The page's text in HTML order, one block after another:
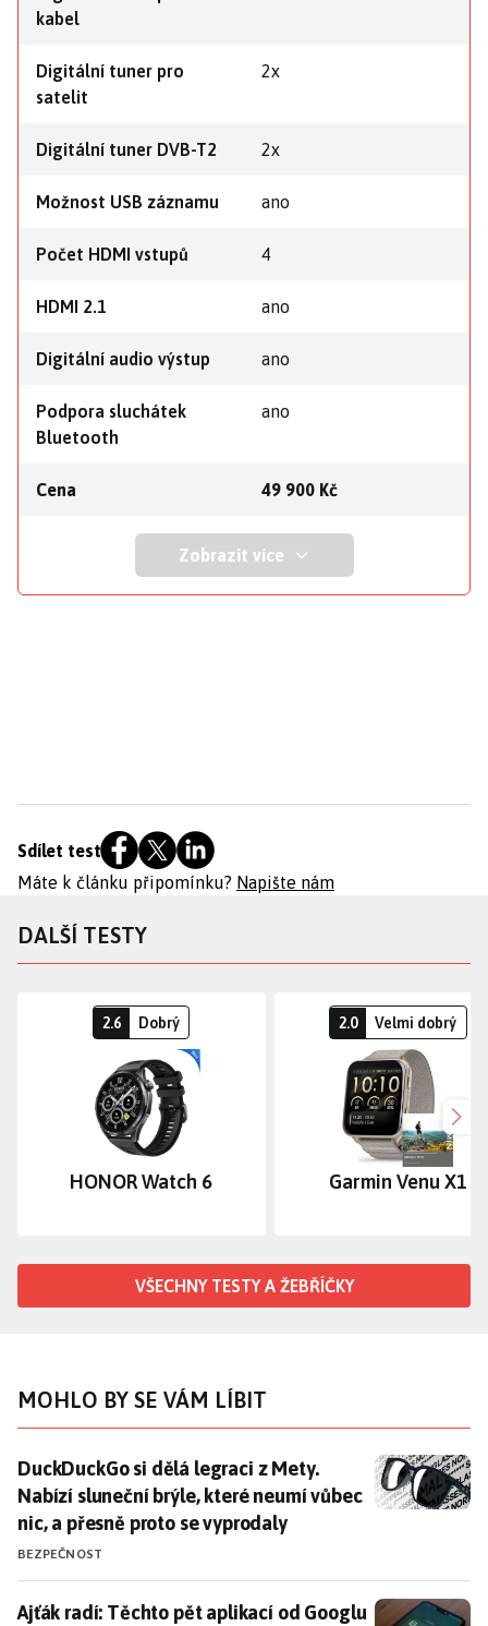
kabel
Digitální tuner pro
satelit
2x
Digitální tuner DVB-T2 2x
Možnost USB záznamu ano
Počet HDMI vstupů 4
HDMI 2.1 ano
Digitální audio výstup ano
Podpora sluchátek
Bluetooth
ano
Cena 49 900 Kč
Zobrazit více
Sdílet test
Máte k článku připomínku? Napište nám
DALŠÍ TESTY
2.6 Dobrý
HONOR Watch 6
2.0 Velmi dobrý
Garmin Venu X1
VŠECHNY TESTY A ŽEBŘÍČKY
MOHLO BY SE VÁM LÍBIT
DuckDuckGo si dělá legraci z Mety. Nabízí sluneční
DuckDuckGo si dělá legraci z Mety.
Nabízí sluneční brýle, které neumí vůbec
nic, a přesně proto se vyprodaly
BEZPEČNOST
Ajťák radí: Těchto pět aplikací od Googlu potichu
Ajťák radí: Těchto pět aplikací od Googlu